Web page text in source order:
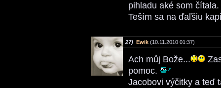
pihladu aké som čítala.
Teším sa na ďaľšiu
27) Ewik (10.11.2010 01:37)
Ach můj Bože...
pomoc.
Jacobovi výčitky a teď